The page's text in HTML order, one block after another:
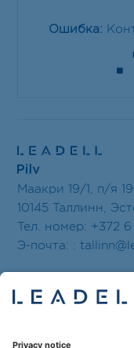
Ошибка:
Маакри 19/1, п/я 19
10145 Таллинн,
Тел. номер: +372 6
Э-почта: :